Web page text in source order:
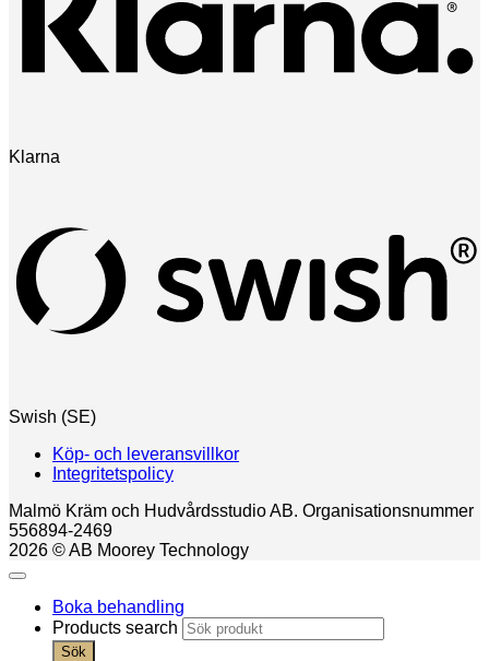
Klarna
Swish (SE)
Köp- och leveransvillkor
Integritetspolicy
Malmö Kräm och Hudvårdsstudio AB. Organisationsnummer
556894-2469
2026 © AB Moorey Technology
Boka behandling
Products search
Sök